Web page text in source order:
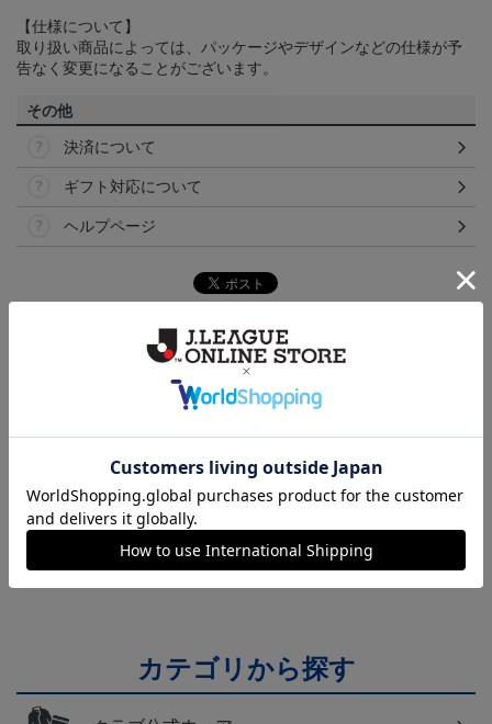
【仕様について】
取り扱い商品によっては、パッケージやデザインなどの仕様が予
告なく変更になることがございます。
その他
決済について
ギフト対応について
ヘルプページ
かお楽しみのシークレットグッズ！
横浜FM
日常にもF・マリノスを！普段使いにオススメのアイ
テム！
カテゴリから探す